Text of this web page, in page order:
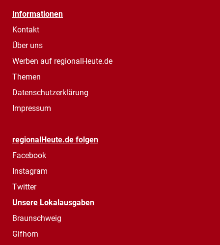
Informationen
Kontakt
Über uns
Werben auf regionalHeute.de
Themen
Datenschutzerklärung
Impressum
regionalHeute.de folgen
Facebook
Instagram
Twitter
Unsere Lokalausgaben
Braunschweig
Gifhorn